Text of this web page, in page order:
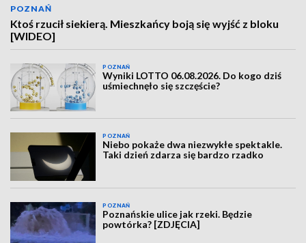
POZNAŃ
Ktoś rzucił siekierą. Mieszkańcy boją się wyjść z bloku
[WIDEO]
POZNAŃ
Wyniki LOTTO 06.08.2026. Do kogo dziś
uśmiechnęło się szczęście?
POZNAŃ
Niebo pokaże dwa niezwykłe spektakle.
Taki dzień zdarza się bardzo rzadko
POZNAŃ
Poznańskie ulice jak rzeki. Będzie
powtórka? [ZDJĘCIA]